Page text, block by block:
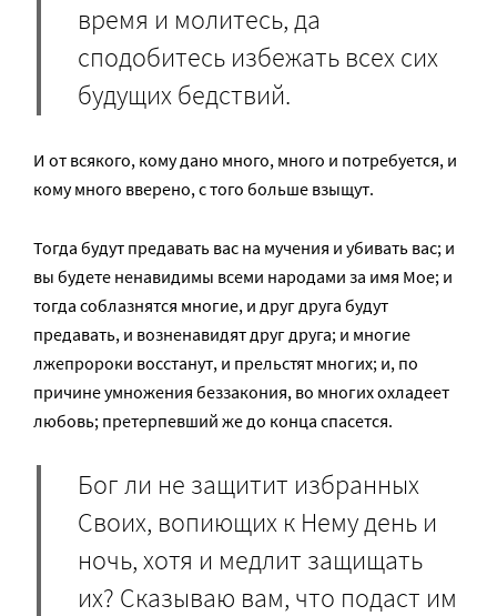
время и молитесь, да
сподобитесь избежать всех сих
будущих бедствий.
И от всякого, кому дано много, много и потребуется, и
кому много вверено, с того больше взыщут.
Тогда будут предавать вас на мучения и убивать вас; и
вы будете ненавидимы всеми народами за имя Мое; и
тогда соблазнятся многие, и друг друга будут
предавать, и возненавидят друг друга; и многие
лжепророки восстанут, и прельстят многих; и, по
причине умножения беззакония, во многих охладеет
любовь; претерпевший же до конца спасется.
Бог ли не защитит избранных
Своих, вопиющих к Нему день и
ночь, хотя и медлит защищать
их? Сказываю вам, что подаст им